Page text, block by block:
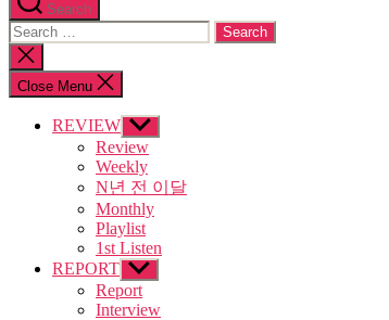
Search
Search
for:
Close
search
Close Menu
REVIEW Show
sub
menu
Review
Weekly
N년 전 이달
Monthly
Playlist
1st Listen
REPORT Show
sub
menu
Report
Interview